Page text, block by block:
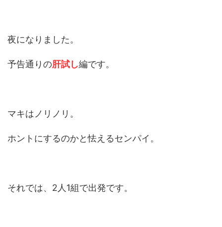
夜になりました。
予告通りの肝試し編です。
マキはノリノリ。
ホントにするのかと怯えるセンパイ。
それでは、2人1組で出発です。